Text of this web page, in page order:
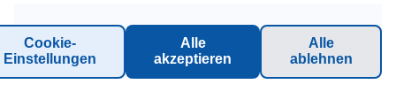
AGB
Impressum
Cookie-
Einstellungen
Alle
akzeptieren
Alle
ablehnen